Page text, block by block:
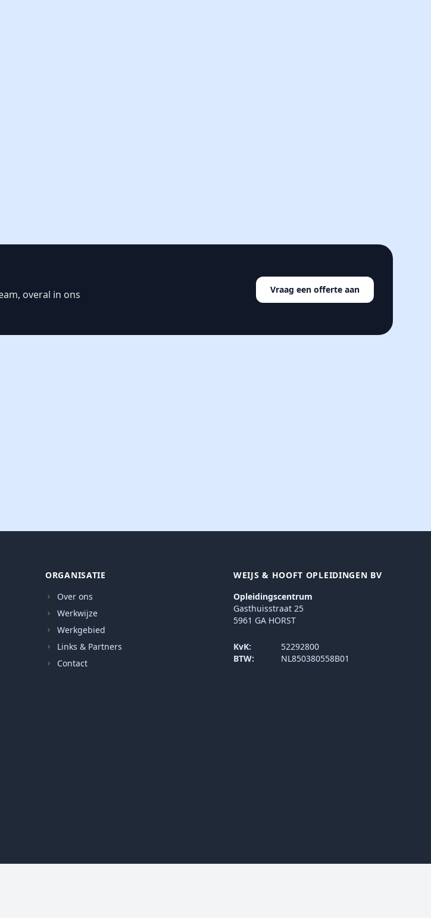
overal in ons
Vraag een offerte aan
ORGANISATIE
Over ons
Werkwijze
Werkgebied
Links & Partners
Contact
WEIJS & HOOFT OPLEIDINGEN BV
Opleidingscentrum
Gasthuisstraat 25
5961 GA HORST
KvK:
52292800
BTW:
NL850380558B01